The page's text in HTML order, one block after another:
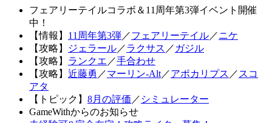
フェアリーテイルコラボ＆11周年第3弾イベント開催
中！
【情報】 11周年第3弾／フェアリーテイル／ニケ
【攻略】
ジェラール／ラクサス ／ ガジル
【攻略】 ランクエ ／手合わせ
【攻略】 近藤勇 ／マーリン-Alt／アポカリプス ／ スコ
アタ
【トピック】 8月の評価 ／ シミュレーター
GameWithからのお知らせ